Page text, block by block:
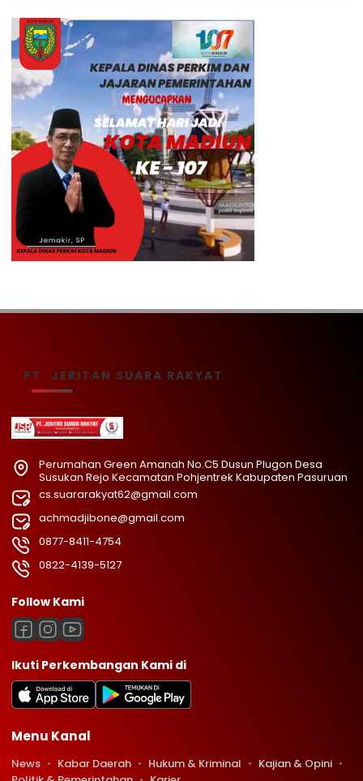
PT. JERITAN SUARA RAKYAT
Perumahan Green Amanah No.C5 Dusun Plugon Desa
Susukan Rejo Kecamatan Pohjentrek Kabupaten Pasuruan
cs.suararakyat62@gmail.com
achmadjibone@gmail.com
0877-8411-4754
0822-4139-5127
Follow Kami
Ikuti Perkembangan Kami di
Menu Kanal
News Kabar Daerah Hukum & Kriminal
Kajian & Opini